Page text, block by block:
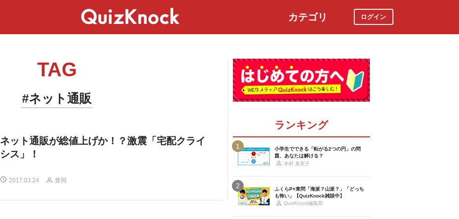
カテゴリ ログイン
TAG
#ネット通販
ネット通販が総値上げか！？激震「宅配クライ
シス」！
2017.03.24 豊岡
ランキング
1
小学生でできる「転がる2つの円」の問
題、あなたは解ける？
木村 真実子
2
ふくらP×東問「海派？山派？」「どっち
も怖い」【QuizKnock雑談中】
QuizKnock編集部